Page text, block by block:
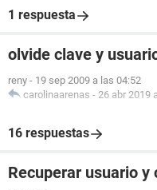
1 respuesta
olvide clave y
reny - 19 sep 2009 a las 04:52
carolinaarenas - 26 abr 2019
16 respuestas
Recuperar usuario